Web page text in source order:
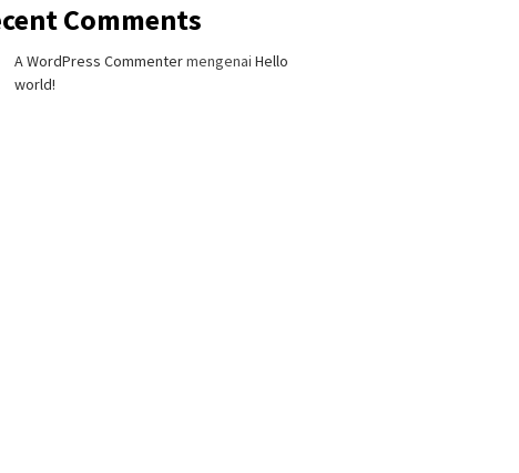
Comments
A WordPress CommentermengenaiHello
world!